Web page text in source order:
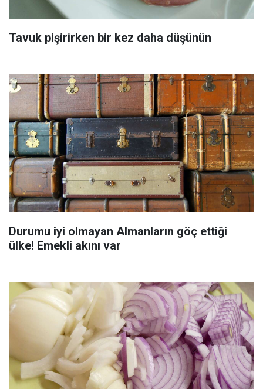
Tavuk pişirirken bir kez daha düşünün
Durumu iyi olmayan Almanların göç ettiği
ülke! Emekli akını var